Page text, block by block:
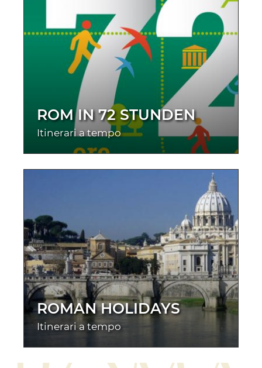
ROM IN 72 STUNDEN
Itinerari a tempo
ROMAN HOLIDAYS
Itinerari a tempo